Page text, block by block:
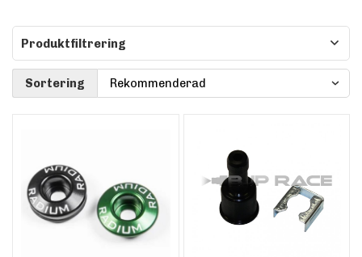
Produktfiltrering
Sortering